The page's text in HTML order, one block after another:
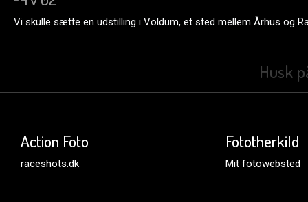
Vi skulle sætte en udstilling i Voldum, et sted mellem Århus og
Husk
Action Foto
raceshots.dk
Fototherkild
Mit fotowebsted